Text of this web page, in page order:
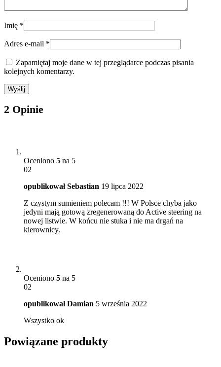
Imię *
Adres e-mail *
Zapamiętaj moje dane w tej przeglądarce podczas pisania
kolejnych komentarzy.
2 Opinie
Oceniono 5 na 5
02
opublikowałSebastian 19 lipca 2022
Z czystym sumieniem polecam !!! W Polsce chyba jako
jedyni mają gotową zregenerowaną do Active steering na
nowej listwie. W końcu nie stuka i nie ma drgań na
kierownicy.
Oceniono 5 na 5
02
opublikowałDamian 5 września 2022
Wszystko ok
Powiązane produkty